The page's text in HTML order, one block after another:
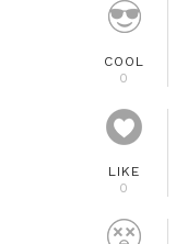
COOL
0
LIKE
0